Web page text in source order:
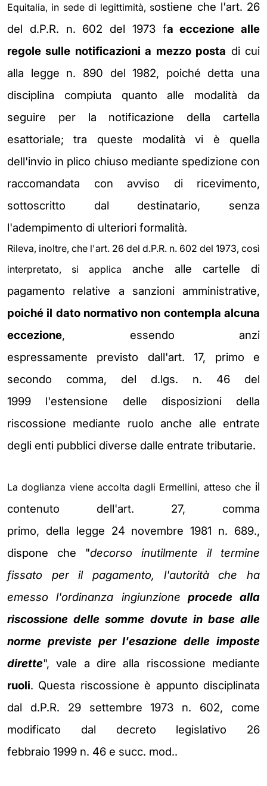
Equitalia, in sede di legittimità, sostiene che l'art. 26
del d.P.R. n. 602 del 1973 fa eccezione alle
regole sulle notificazioni a mezzo posta di cui
alla legge n. 890 del 1982, poiché detta una
disciplina compiuta quanto alle modalità da
seguire per la notificazione della cartella
esattoriale;tra queste modalità vi è quella
dell'invio in plico chiuso mediante spedizione con
raccomandata con avviso di ricevimento,
sottoscritto dal destinatario, senza
l'adempimento di ulteriori formalità.
Rileva, inoltre, che l'art. 26 del d.P.R. n. 602 del 1973, così
interpretato, si applica anche alle cartelle di
pagamento relative a sanzioni amministrative,
poiché il dato normativo non contempla alcuna
eccezione, essendo anzi
espressamente previsto dall'art. 17, primo e
secondo comma, del d.lgs. n. 46 del
1999 l'estensione delle disposizioni della
riscossione mediante ruolo anche alle entrate
degli enti pubblici diverse dalle entrate tributarie.
La doglianza viene accolta dagli Ermellini, atteso cheil
contenuto dell'art. 27, comma
primo, della legge 24 novembre 1981 n. 689.,
dispone che "decorso inutilmente il termine
fissato per il pagamento, l'autorità che ha
emesso l'ordinanza ingiunzione procede alla
riscossione delle somme dovute in base alle
norme previste per l'esazione delle imposte
dirette", vale a dire alla riscossione mediante
ruoli. Questa riscossione è appunto disciplinata
dal d.P.R. 29 settembre 1973 n. 602, come
modificato dal decreto legislativo 26
febbraio 1999 n. 46 e succ. mod..